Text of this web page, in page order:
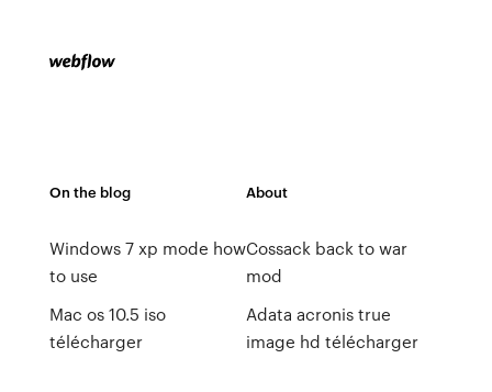
On the blog
Windows 7 xp mode how
to use
Mac os 10.5 iso
télécharger
About
Cossack back to war
mod
Adata acronis true
image hd télécharger